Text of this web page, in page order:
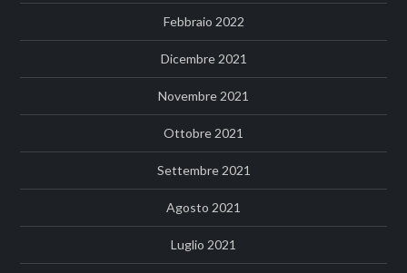
Febbraio 2022
Dicembre 2021
Novembre 2021
Ottobre 2021
Settembre 2021
Agosto 2021
Luglio 2021